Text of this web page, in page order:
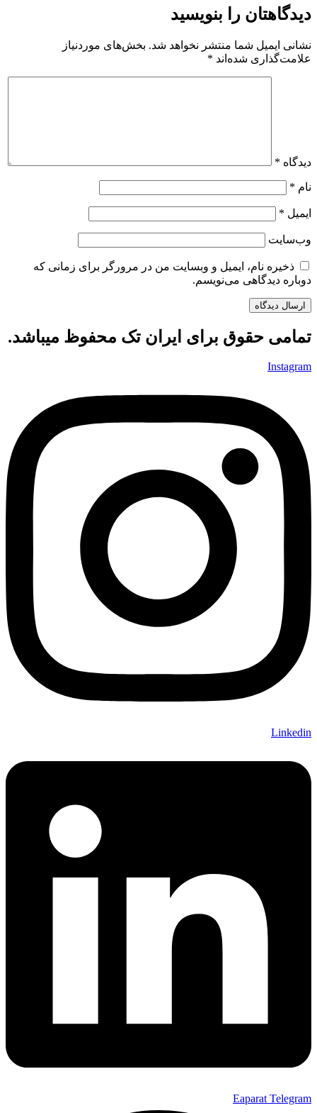
دیدگاهتان را بنویسید
نشانی ایمیل شما منتشر نخواهد شد. بخش‌های موردنیاز
علامت‌گذاری شده‌اند *
دیدگاه *
نام *
ایمیل *
وب‌سایت
ذخیره نام، ایمیل و وبسایت من در مرورگر برای زمانی که
دوباره دیدگاهی می‌نویسم.
تمامی حقوق برای ایران تک محفوظ میباشد.
Instagram
Linkedin
Eaparat Telegram